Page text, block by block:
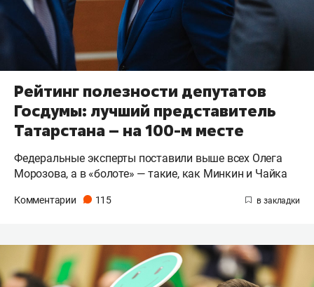
Рейтинг полезности депутатов
Госдумы: лучший представитель
Татарстана – на 100-м месте
Федеральные эксперты поставили выше всех Олега
Морозова, а в «болоте» — такие, как Минкин и Чайка
Комментарии 115